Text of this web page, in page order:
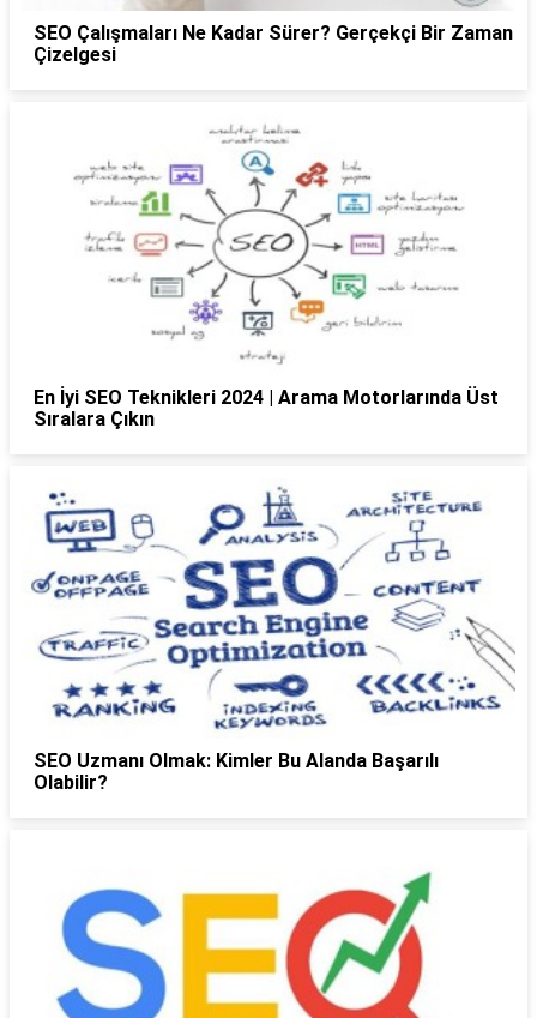
SEO Çalışmaları Ne Kadar Sürer? Gerçekçi Bir Zaman
Çizelgesi
En İyi SEO Teknikleri 2024 | Arama Motorlarında Üst
Sıralara Çıkın
SEO Uzmanı Olmak: Kimler Bu Alanda Başarılı
Olabilir?